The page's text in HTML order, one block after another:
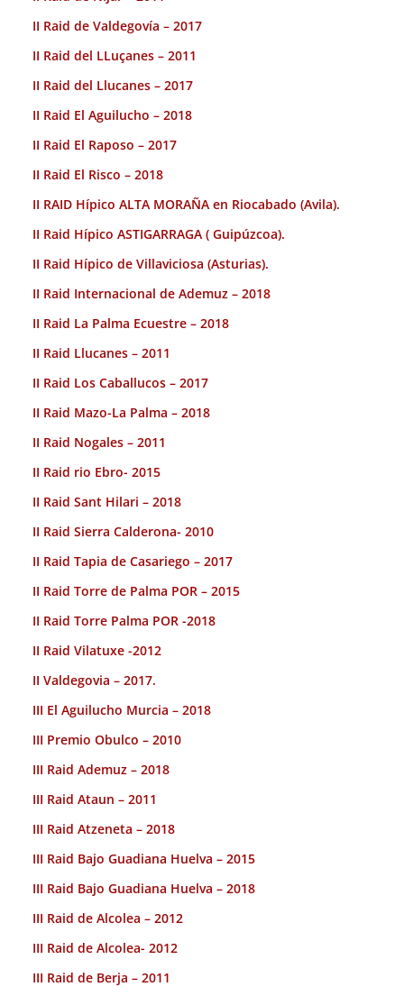
II Raid de Valdegovía – 2017
II Raid del LLuçanes – 2011
II Raid del Llucanes – 2017
II Raid El Aguilucho – 2018
II Raid El Raposo – 2017
II Raid El Risco – 2018
II RAID Hípico ALTA MORAÑA en Riocabado (Avila).
II Raid Hípico ASTIGARRAGA ( Guipúzcoa).
II Raid Hípico de Villaviciosa (Asturias).
II Raid Internacional de Ademuz – 2018
II Raid La Palma Ecuestre – 2018
II Raid Llucanes – 2011
II Raid Los Caballucos – 2017
II Raid Mazo-La Palma – 2018
II Raid Nogales – 2011
II Raid rio Ebro- 2015
II Raid Sant Hilari – 2018
II Raid Sierra Calderona- 2010
II Raid Tapia de Casariego – 2017
II Raid Torre de Palma POR – 2015
II Raid Torre Palma POR -2018
II Raid Vilatuxe -2012
II Valdegovia – 2017.
III El Aguilucho Murcia – 2018
III Premio Obulco – 2010
III Raid Ademuz – 2018
III Raid Ataun – 2011
III Raid Atzeneta – 2018
III Raid Bajo Guadiana Huelva – 2015
III Raid Bajo Guadiana Huelva – 2018
III Raid de Alcolea – 2012
III Raid de Alcolea- 2012
III Raid de Berja – 2011